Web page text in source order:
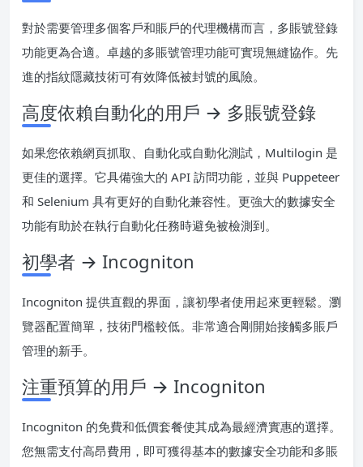
對於需要管理多個客戶和賬戶的代理機構而言，多賬號登錄
功能更為合適。卓越的多賬號管理功能可實現無縫協作。先
進的指紋隱藏技術可有效降低被封號的風險。
高度依賴自動化的用戶 → 多賬號登錄
如果您依賴網頁抓取、自動化或自動化測試，Multilogin 是
更佳的選擇。它具備強大的 API 訪問功能，並與 Puppeteer
和 Selenium 具有更好的自動化兼容性。更強大的數據安全
功能有助於在執行自動化任務時避免被檢測到。
初學者 → Incogniton
Incogniton 提供直觀的界面，讓初學者使用起來更輕鬆。瀏
覽器配置簡單，技術門檻較低。非常適合剛開始接觸多賬戶
管理的新手。
注重預算的用戶 → Incogniton
Incogniton 的免費和低價套餐使其成為最經濟實惠的選擇。
您無需支付高昂費用，即可獲得基本的數據安全功能和多賬